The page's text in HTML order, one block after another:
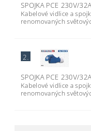
SPOJKA PCE 230V/
Kabelové vidlice a
renomovaných
2.
SPOJKA PCE 230V/
Kabelové vidlice a
renomovaných